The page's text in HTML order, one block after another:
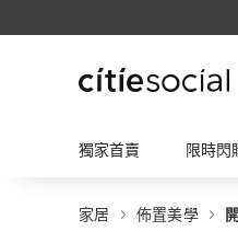
獨家首賣 限時閃
家居 佈置美學